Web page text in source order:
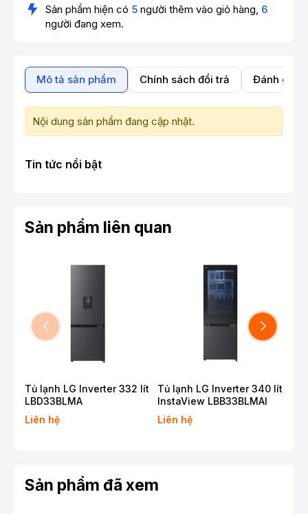
Sản phẩm hiện có 5 người thêm vào giỏ hàng, 6
người đang xem.
Mô tả sản phẩm Chính sách đổi trả Đánh giá
Nội dung sản phẩm đang cập nhật.
Tin tức nổi bật
Sản phẩm liên quan
Tủ lạnh LG Inverter 332 lít
LBD33BLMA
Liên hệ
Tủ lạnh LG Inverter 340 lít
InstaView LBB33BLMAI
Liên hệ
Sản phẩm đã xem